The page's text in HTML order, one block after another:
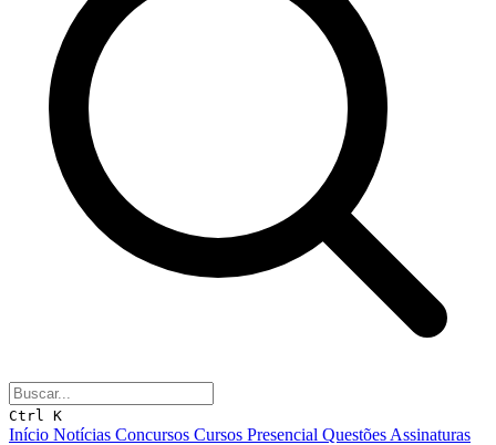
Ctrl K
Início Notícias Concursos Cursos Presencial Questões Assinaturas